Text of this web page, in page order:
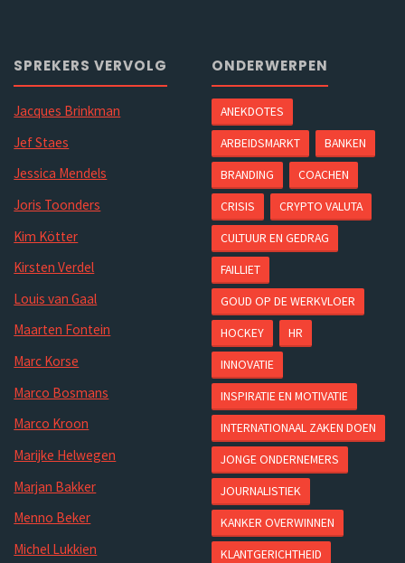
SPREKERS VERVOLG
Jacques Brinkman
Jef Staes
Jessica Mendels
Joris Toonders
Kim Kötter
Kirsten Verdel
Louis van Gaal
Maarten Fontein
Marc Korse
Marco Bosmans
Marco Kroon
Marijke Helwegen
Marjan Bakker
Menno Beker
Michel Lukkien
ONDERWERPEN
ANEKDOTES
ARBEIDSMARKT
BANKEN
BRANDING
COACHEN
CRISIS
CRYPTO VALUTA
CULTUUR EN GEDRAG
FAILLIET
GOUD OP DE WERKVLOER
HOCKEY
HR
INNOVATIE
INSPIRATIE EN MOTIVATIE
INTERNATIONAAL ZAKEN DOEN
JONGE ONDERNEMERS
JOURNALISTIEK
KANKER OVERWINNEN
KLANTGERICHTHEID